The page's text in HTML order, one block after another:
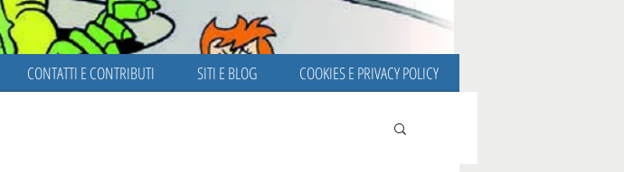
CONTATTI E CONTRIBUTI SITI E BLOG COOKIES E PRIVACY POLICY